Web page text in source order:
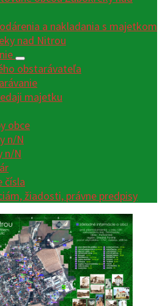
a nakladania s majetkom
nad Nitrou
obstarávateľa
majetku
obce
n/N
n/N
čísla
žiadosti, právne predpisy